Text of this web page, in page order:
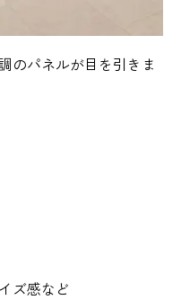
のパネルが目を引きま
ズ感など